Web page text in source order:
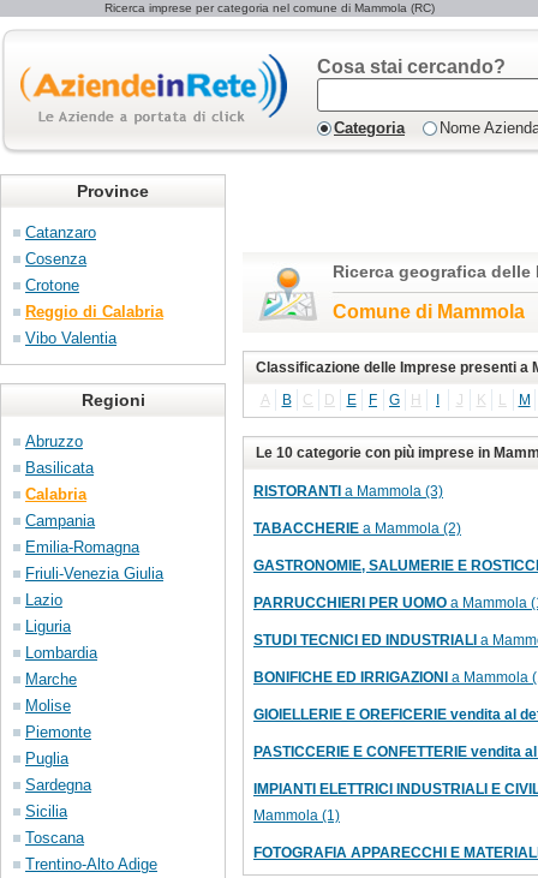
Ricerca imprese per categoria nel comune di Mammola (RC)
Cosa stai cercando?
Categoria Nome
Province
Catanzaro
Cosenza
Crotone
Reggio di Calabria
Vibo Valentia
Regioni
Abruzzo
Basilicata
Calabria
Campania
Emilia-Romagna
Friuli-Venezia Giulia
Lazio
Liguria
Lombardia
Marche
Molise
Piemonte
Puglia
Sardegna
Sicilia
Toscana
Trentino-Alto Adige
Ricerca geografica delle
Comune di Mammola
Classificazione delle Imprese presenti a
A
B C D E F G H J K L M
Le 10 categorie con più imprese in
RISTORANTI a Mammola (3)
TABACCHERIE a Mammola (2)
GASTRONOMIE, SALUMERIE E
PARRUCCHIERI PER UOMO a Mammola
STUDI TECNICI ED INDUSTRIALI a
BONIFICHE ED IRRIGAZIONI a Mammola
GIOIELLERIE E OREFICERIE vendita al
PASTICCERIE E CONFETTERIE vendita
IMPIANTI ELETTRICI INDUSTRIALI E
Mammola (1)
FOTOGRAFIA APPARECCHI E